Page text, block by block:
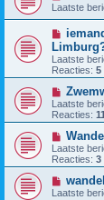
Laatste
Laatste
Reacties: 5
Laatste
Reacties: 11
Laatste
Reacties: 3
Laatste